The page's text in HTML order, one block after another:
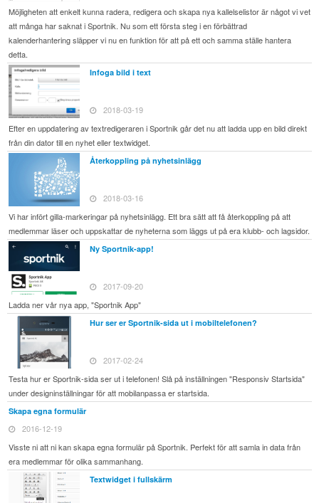
Möjligheten att enkelt kunna radera, redigera och skapa nya kallelselistor är något vi vet
att många har saknat i Sportnik. Nu som ett första steg i en förbättrad
kalenderhantering släpper vi nu en funktion för att på ett och samma ställe hantera
detta.
Infoga bild i text
2018-03-19
Efter en uppdatering av textredigeraren i Sportnik går det nu att ladda upp en bild direkt
från din dator till en nyhet eller textwidget.
Återkoppling på nyhetsinlägg
2018-03-16
Vi har infört gilla-markeringar på nyhetsinlägg. Ett bra sätt att få återkoppling på att
medlemmar läser och uppskattar de nyheterna som läggs ut på era klubb- och lagsidor.
Ny Sportnik-app!
2017-09-20
Ladda ner vår nya app, "Sportnik App"
Hur ser er Sportnik-sida ut i mobiltelefonen?
2017-02-24
Testa hur er Sportnik-sida ser ut i telefonen! Slå på inställningen "Responsiv Startsida"
under designinställningar för att mobilanpassa er startsida.
Skapa egna formulär
2016-12-19
Visste ni att ni kan skapa egna formulär på Sportnik. Perfekt för att samla in data från
era medlemmar för olika sammanhang.
Textwidget i fullskärm